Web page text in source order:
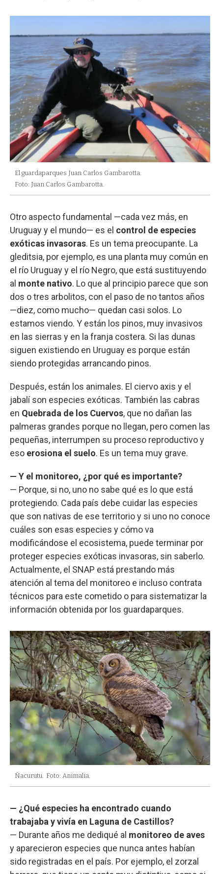
El guardaparques Juan Carlos Gambarotta.
Foto: Juan Carlos Gambarotta.
Otro aspecto fundamental —cada vez más, en
Uruguay y el mundo— es el control de especies
exóticas invasoras. Es un tema preocupante. La
gleditsia, por ejemplo, es una planta muy común en
el río Uruguay y el río Negro, que está sustituyendo
al monte nativo. Lo que al principio parece que son
dos o tres arbolitos, con el paso de no tantos años
—diez, como mucho— quedan casi solos. Lo
estamos viendo. Y están los pinos, muy invasivos
en las sierras y en la franja costera. Si las dunas
siguen existiendo en Uruguay es porque están
siendo protegidas arrancando pinos.
Después, están los animales. El ciervo axis y el
jabalí son especies exóticas. También las cabras
en Quebrada de los Cuervos, que no dañan las
palmeras grandes porque no llegan, pero comen las
pequeñas, interrumpen su proceso reproductivo y
eso erosiona el suelo. Es un tema muy grave.
— Y el monitoreo, ¿por qué es importante?
— Porque, si no, uno no sabe qué es lo que está
protegiendo. Cada país debe cuidar las especies
que son nativas de ese territorio y si uno no conoce
cuáles son esas especies y cómo va
modificándose el ecosistema, puede terminar por
proteger especies exóticas invasoras, sin saberlo.
Actualmente, el SNAP está prestando más
atención al tema del monitoreo e incluso contrata
técnicos para este cometido o para sistematizar la
información obtenida por los guardaparques.
Ñacurutu. Foto: Animalia.
— ¿Qué especies ha encontrado cuando
trabajaba y vivía en Laguna de Castillos?
— Durante años me dediqué al monitoreo de aves
y aparecieron especies que nunca antes habían
sido registradas en el país. Por ejemplo, el zorzal